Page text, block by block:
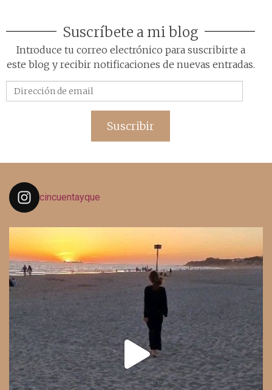
Suscríbete a mi blog
Introduce tu correo electrónico para suscribirte a
este blog y recibir notificaciones de nuevas entradas.
de
Suscribir
cincuentayque